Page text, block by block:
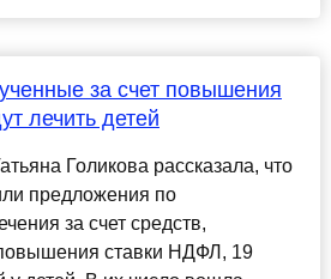
за счет повышения
лечить детей
Голикова рассказала, что
предложения по
за счет средств,
ставки НДФЛ, 19